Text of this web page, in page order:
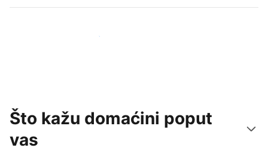
Doprite do novih gostiju već danas
Što kažu domaćini poput
vas